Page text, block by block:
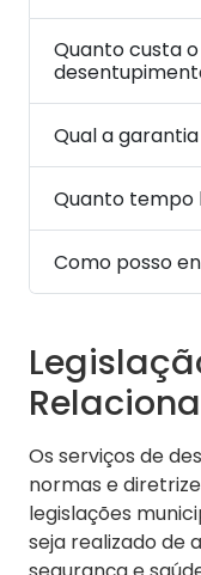
Quanto custa
Qual a
Quanto tempo
Como posso
Os serviços de
normas e
legislações
seja realizado de